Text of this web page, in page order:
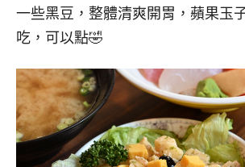
一些黑豆，整體清爽開胃，蘋果玉
吃，可以點🤣